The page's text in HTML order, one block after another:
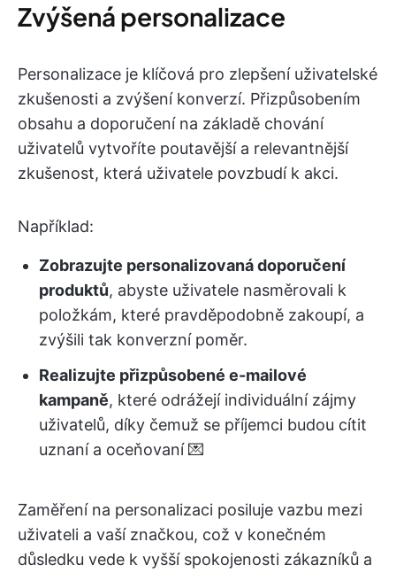
Zvýšená personalizace
Personalizace je klíčová pro zlepšení uživatelské
zkušenosti a zvýšení konverzí. Přizpůsobením
obsahu a doporučení na základě chování
uživatelů vytvoříte poutavější a relevantnější
zkušenost, která uživatele povzbudí k akci.
Například:
Zobrazujte personalizovaná doporučení
produktů, abyste uživatele nasměrovali k
položkám, které pravděpodobně zakoupí, a
zvýšili tak konverzní poměr.
Realizujte přizpůsobené e-mailové
kampaně, které odrážejí individuální zájmy
uživatelů, díky čemuž se příjemci budou cítit
uznaní a oceňovaní 💌
Zaměření na personalizaci posiluje vazbu mezi
uživateli a vaší značkou, což v konečném
důsledku vede k vyšší spokojenosti zákazníků a